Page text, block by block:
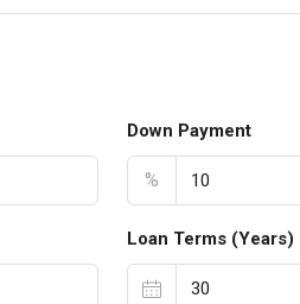
Down Payment
%
Loan Terms (Years)